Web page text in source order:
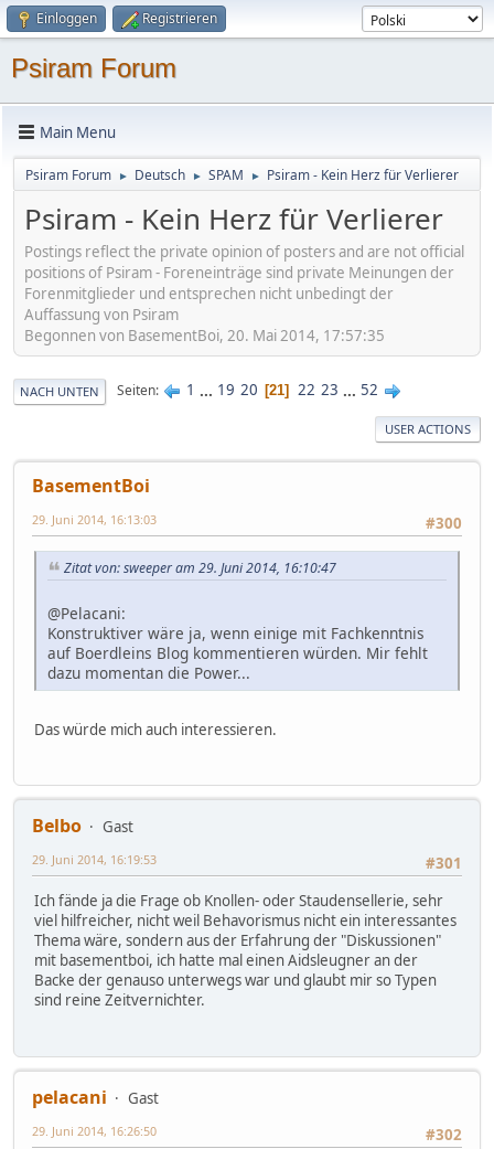
Einloggen Registrieren
Psiram Forum
Main Menu
Psiram Forum ► Deutsch ► SPAM ► Psiram - Kein Herz für Verlierer
Psiram - Kein Herz für Verlierer
Postings reflect the private opinion of posters and are not official
positions of Psiram - Foreneinträge sind private Meinungen der
Forenmitglieder und entsprechen nicht unbedingt der
Auffassung von Psiram
Begonnen von BasementBoi, 20. Mai 2014, 17:57:35
NACH UNTEN Seiten 1 ... 19 20 21 22 23 ... 52
USER ACTIONS
BasementBoi
#300
29. Juni 2014, 16:13:03
Zitat von: sweeper am 29. Juni 2014, 16:10:47
@Pelacani:
Konstruktiver wäre ja, wenn einige mit Fachkenntnis
auf Boerdleins Blog kommentieren würden. Mir fehlt
dazu momentan die Power...
Das würde mich auch interessieren.
Belbo
Gast
#301
29. Juni 2014, 16:19:53
Ich fände ja die Frage ob Knollen- oder Staudensellerie, sehr
viel hilfreicher, nicht weil Behavorismus nicht ein interessantes
Thema wäre, sondern aus der Erfahrung der "Diskussionen"
mit basementboi, ich hatte mal einen Aidsleugner an der
Backe der genauso unterwegs war und glaubt mir so Typen
sind reine Zeitvernichter.
pelacani
Gast
#302
29. Juni 2014, 16:26:50